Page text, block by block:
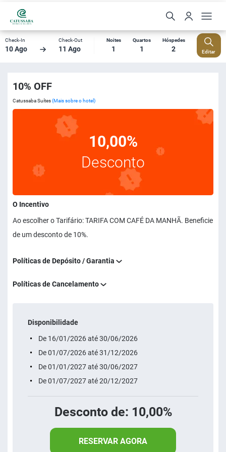
Check-In
10 Ago
Check-Out
11 Ago
Noites
1
Quartos
1
Hóspedes
2 Editar
10% OFF
Catussaba Suítes(Mais sobre o hotel)
10,00%
Desconto
O Incentivo
Ao escolher o Tarifário: TARIFA COM CAFÉ DA MANHÃ. Beneficie
de um desconto de 10%.
Políticas de Depósito / Garantia
Políticas de Cancelamento
Disponibilidade
De 16/01/2026 até 30/06/2026
De 01/07/2026 até 31/12/2026
De 01/01/2027 até 30/06/2027
De 01/07/2027 até 20/12/2027
Desconto de: 10,00%
RESERVAR AGORA